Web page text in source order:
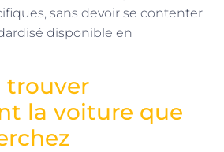
sans devoir se contenter
disponible en
trouver
la voiture que